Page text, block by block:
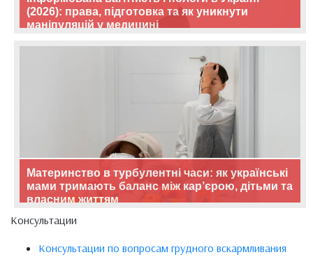
(2026): права, підготовка та як уникнути
маніпуляцій у медицині
Материнство в турбулентні часи: як українські
мами тримають баланс між кар’єрою, дітьми та
власним життям
Консультации
Консультации по вопросам грудного вскармливания